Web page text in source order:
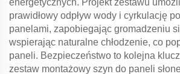
energetycznych. Projekt zestawu
prawidłowy odpływ wody i cyrkulację
panelami, zapobiegając gromadzeniu
wspierając naturalne chłodzenie, co
paneli. Bezpieczeństwo to kolejna
zestaw montażowy szyn do paneli